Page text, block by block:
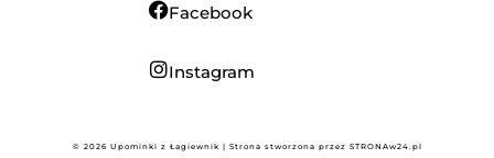
Facebook
Instagram
© 2026 Upominki z Łagiewnik | Strona stworzona przez STRONAw24.pl